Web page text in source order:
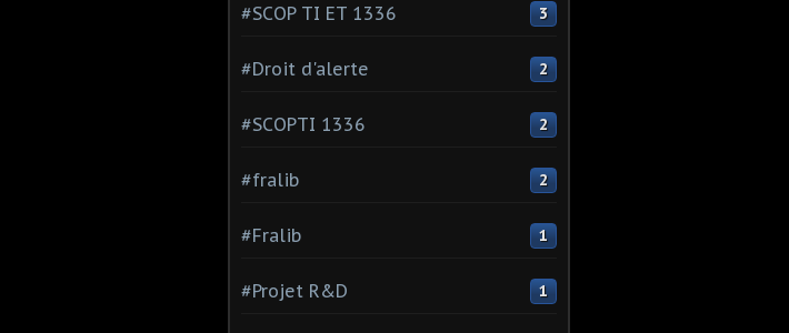
#SCOP TI ET 1336 3
#Droit d'alerte 2
#SCOPTI 1336 2
#fralib 2
#Fralib 1
#Projet R&D 1